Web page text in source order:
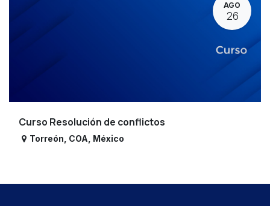
AGO
26
Curso Resolución de conflictos
Torreón COA México